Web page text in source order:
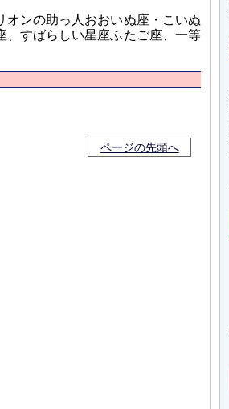
ンの助っ人おおいぬ座・こいぬ
、すばらしい星座ふたご座、一等
ページの先頭へ